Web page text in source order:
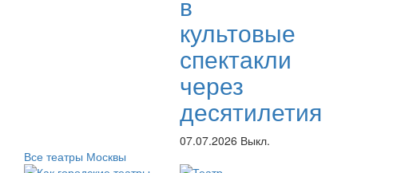
культовые
спектакли
через
десятилетия
07.07.2026 Выкл.
Все театры Москвы